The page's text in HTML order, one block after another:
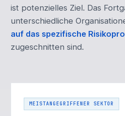
ist potenzielles Ziel. Das
unterschiedliche
auf das spezifische
zugeschnitten sind.
MEISTANGEGRIFFENER SEKTOR